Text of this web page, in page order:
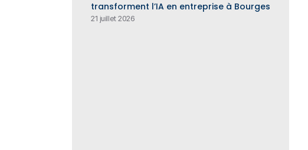
transforment l’IA en entreprise à Bourges
21 juillet 2026